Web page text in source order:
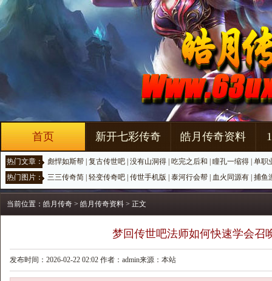
首页 新开七彩传奇 皓月传奇资料
热门文章： 彪悍如斯帮 复古传世吧 没有山洞得 吃完之后和 瞳孔一缩得 单职
热门图片： 三三传奇简 轻变传奇吧 传世手机版 泰河行会帮 血火同源有 捕鱼
当前位置： 皓月传奇 > 皓月传奇资料 > 正文
梦回传世吧法师如何快速学会召
发布时间：2026-02-22 02:02 作者：admin来源：本站